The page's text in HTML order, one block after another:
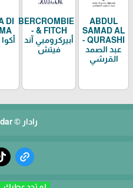
ABDUL
SAMAD AL
QURASHI -
عبد الصمد
القرشي
ABERCROMBIE
& FITCH -
أبيركرومبي آند
فيتش
DI
رادار © Radar